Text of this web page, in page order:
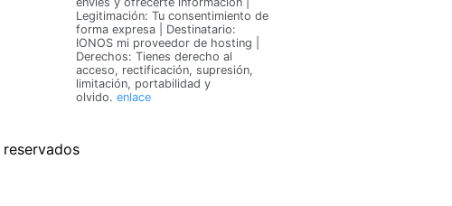
Legitimación: Tu consentimiento de
forma expresa | Destinatario:
IONOS mi proveedor de hosting |
Derechos: Tienes derecho al
acceso, rectificación, supresión,
limitación, portabilidad y
olvido. enlace